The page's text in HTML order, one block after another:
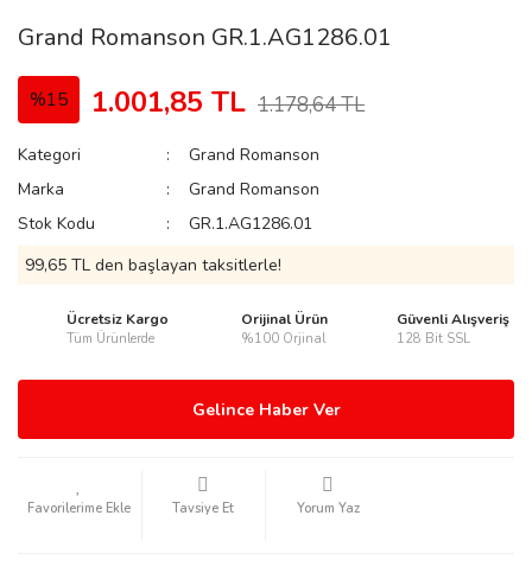
Grand Romanson GR.1.AG1286.01
%15 1.001,85 TL 1.178,64 TL
Kategori
Grand Romanson
Marka
Grand Romanson
Stok Kodu
GR.1.AG1286.01
99,65 TL den başlayan taksitlerle!
Ücretsiz Kargo
Tüm Ürünlerde
Orijinal Ürün
%100 Orjinal
Güvenli Alışveriş
128 Bit SSL
Gelince Haber Ver
Tavsiye Et Yorum Yaz